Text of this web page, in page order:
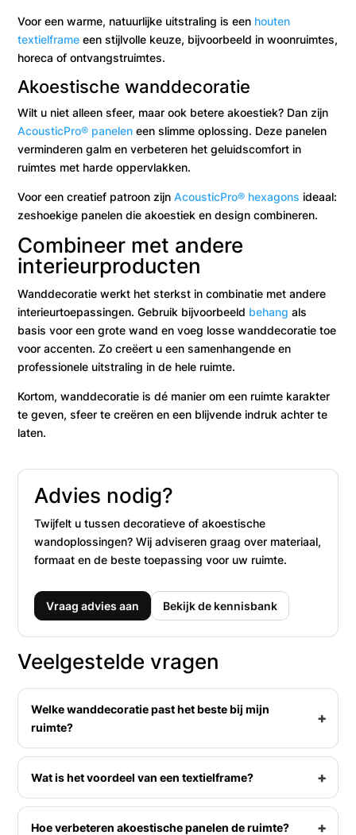
Voor een warme, natuurlijke uitstraling is een houten
textielframe een stijlvolle keuze, bijvoorbeeld in woonruimtes,
horeca of ontvangstruimtes.
Akoestische wanddecoratie
Wilt u niet alleen sfeer, maar ook betere akoestiek? Dan zijn
AcousticPro® panelen een slimme oplossing. Deze panelen
verminderen galm en verbeteren het geluidscomfort in
ruimtes met harde oppervlakken.
Voor een creatief patroon zijnAcousticPro® hexagons ideaal:
zeshoekige panelen die akoestiek en design combineren.
Combineer met andere
interieurproducten
Wanddecoratie werkt het sterkst in combinatie met andere
interieurtoepassingen. Gebruik bijvoorbeeld behang als
basis voor een grote wand en voeg losse wanddecoratie toe
voor accenten. Zo creëert u een samenhangende en
professionele uitstraling in de hele ruimte.
Kortom, wanddecoratie is dé manier om een ruimte karakter
te geven, sfeer te creëren en een blijvende indruk achter te
laten.
Advies nodig?
Twijfelt u tussen decoratieve of akoestische
wandoplossingen? Wij adviseren graag over materiaal,
formaat en de beste toepassing voor uw ruimte.
Vraag advies aan Bekijk de kennisbank
Veelgestelde vragen
Welke wanddecoratie past het beste bij mijn
ruimte?
Wat is het voordeel van een textielframe?
Hoe verbeteren akoestische panelen de ruimte?